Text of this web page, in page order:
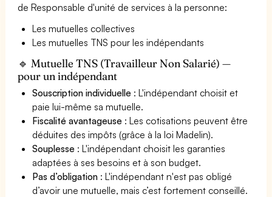
de Responsable d'unité de services à la personne:
Les mutuelles collectives
Les mutuelles TNS pour les indépendants
🔹 Mutuelle TNS (Travailleur Non Salarié) —
pour un indépendant
Souscription individuelle : L'indépendant choisit et
paie lui-même sa mutuelle.
Fiscalité avantageuse : Les cotisations peuvent être
déduites des impôts (grâce à la loi Madelin).
Souplesse : L'indépendant choisit les garanties
adaptées à ses besoins et à son budget.
Pas d’obligation : L'indépendant n'est pas obligé
d’avoir une mutuelle, mais c’est fortement conseillé.